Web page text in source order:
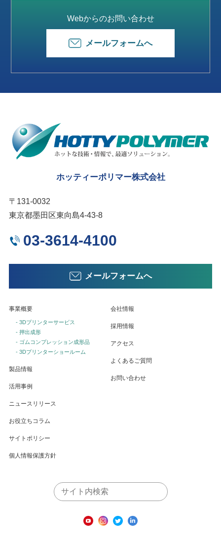
Webからのお問い合わせ
メールフォームへ
ホッティーポリマー株式会社
〒131-0032
東京都墨田区東向島4-43-8
03-3614-4100
メールフォームへ
事業概要
- 3Dプリンターサービス
- 押出成形
- ゴムコンプレッション成形品
- 3Dプリンターショールーム
製品情報
活用事例
ニュースリリース
お役立ちコラム
会社情報
採用情報
アクセス
よくあるご質問
お問い合わせ
サイトポリシー
個人情報保護方針